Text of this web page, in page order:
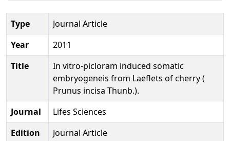
Type
Journal Article
Year
2011
Title
In vitro-picloram induced somatic
embryogeneis from Laeflets of cherry (
Prunus incisa Thunb.).
Journal
Lifes Sciences
Edition
Journal Article